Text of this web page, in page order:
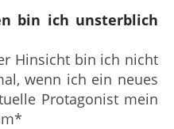
bin ich unsterblich
Hinsicht bin ich nicht
wenn ich ein neues
Protagonist mein